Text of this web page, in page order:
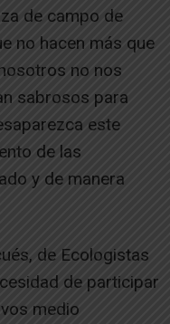
de campo de
no hacen más que
no nos
sabrosos para
este
de las
y de manera
de Ecologistas
de participar
medio